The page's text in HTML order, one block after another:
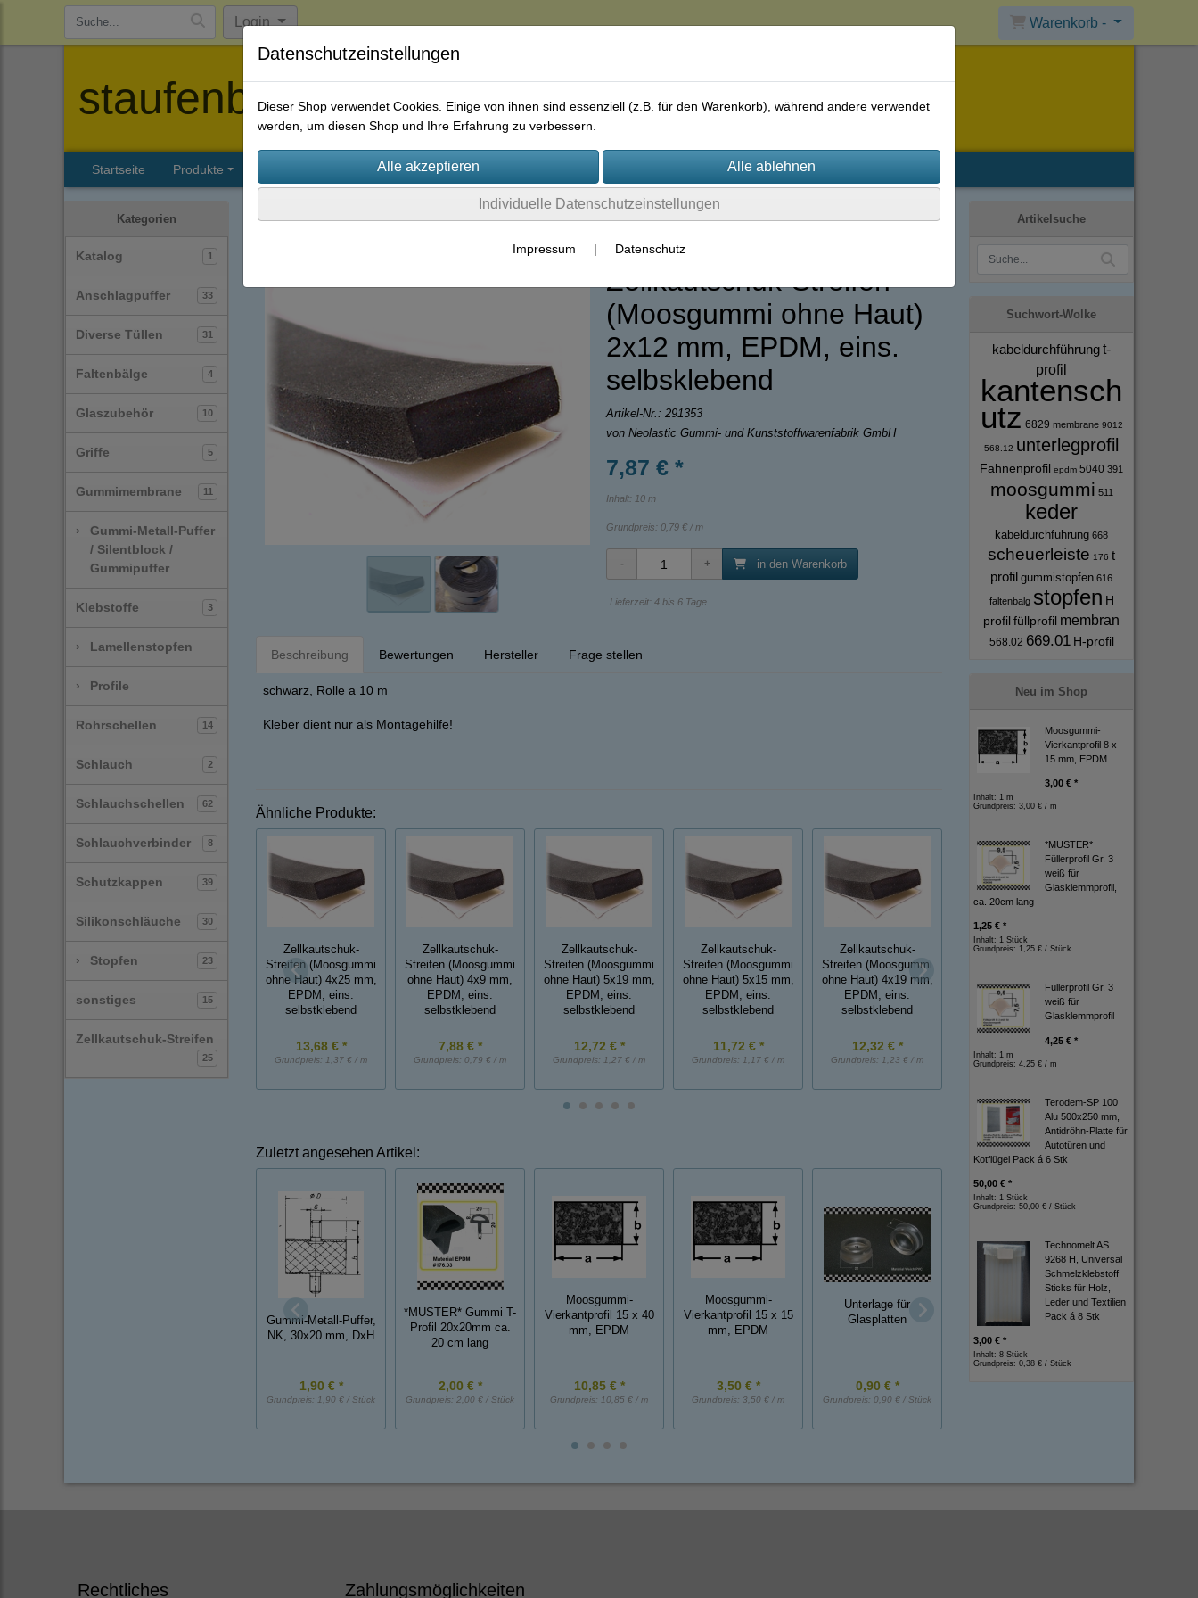
Login Warenkorb -
staufenbiel-berlin
Startseite Produkte Firmenhistorie AGB
Kategorien
Katalog 1
Anschlagpuffer 33
Diverse Tüllen 31
Faltenbälge 4
Glaszubehör 10
Griffe 5
Gummimembrane 11
›
Gummi-Metall-Puffer
/ Silentblock /
Gummipuffer
Klebstoffe 3
› Lamellenstopfen
› Profile
Rohrschellen 14
Schlauch 2
Schlauchschellen 62
Schlauchverbinder 8
Schutzkappen 39
Silikonschläuche 30
› Stopfen 23
sonstiges 15
Zellkautschuk-Streifen
25
Zellkautschuk-Streifen
(Moosgummi ohne Haut)
2x12 mm, EPDM, eins.
selbsklebend
Artikel-Nr.: 291353
von Neolastic Gummi- und Kunststoffwarenfabrik GmbH
7,87 € *
Inhalt: 10 m
Grundpreis: 0,79 € / m
in den Warenkorb
Lieferzeit: 4 bis 6 Tage
Beschreibung Bewertungen Hersteller Frage stellen
schwarz, Rolle a 10 m
Kleber dient nur als Montagehilfe!
Ähnliche Produkte:
Zellkautschuk-
Streifen (Moosgummi
ohne Haut) 4x25 mm,
EPDM, eins.
selbstklebend
13,68 € *
Grundpreis: 1,37 € / m
Zellkautschuk-
Streifen (Moosgummi
ohne Haut) 4x9 mm,
EPDM, eins.
selbstklebend
7,88 € *
Grundpreis: 0,79 € / m
Zellkautschuk-
Streifen (Moosgummi
ohne Haut) 5x19 mm,
EPDM, eins.
selbstklebend
12,72 € *
Grundpreis: 1,27 € / m
Zellkautschuk-
Streifen (Moosgummi
ohne Haut) 5x15 mm,
EPDM, eins.
selbstklebend
11,72 € *
Grundpreis: 1,17 € / m
Zellkautschuk-
Streifen (Moosgummi
ohne Haut) 4x19 mm,
EPDM, eins.
selbstklebend
12,32 € *
Grundpreis: 1,23 € / m
Zellkautschuk-
EPDM, eins.
selbstklebend
Grundpreis: 1,06 € / m
Zuletzt angesehen Artikel:
Gummi-Metall-Puffer,
NK, 30x20 mm, DxH
1,90 € *
Grundpreis: 1,90 € / Stück
*MUSTER* Gummi T-
Profil 20x20mm ca.
20 cm lang
2,00 € *
Grundpreis: 2,00 € / Stück
Moosgummi-
Vierkantprofil 15 x 40
mm, EPDM
10,85 € *
Grundpreis: 10,85 € / m
Moosgummi-
Vierkantprofil 15 x 15
mm, EPDM
3,50 € *
Grundpreis: 3,50 € / m
Unterlage für
Glasplatten
0,90 € *
Grundpreis: 0,90 € / Stück
Gummi-Metall-Puffer,
NK, 50x45 mm, DxH
Moosgummi-
Artikelsuche
Suchwort-Wolke
kabeldurchführungt-
profil
kantensch
utz 6829 membrane 9012
568.12 unterlegprofil
Fahnenprofil epdm 5040 391
moosgummi 511
keder
kabeldurchfuhrung 668
scheuerleiste 176 t
profil gummistopfen 616
faltenbalg stopfen H
profil füllprofil membran
568.02 669.01 H-profil
Neu im Shop
Moosgummi-
Vierkantprofil 8 x
15 mm, EPDM
3,00 € *
Inhalt: 1 m
Grundpreis: 3,00 € / m
*MUSTER*
Füllerprofil Gr. 3
weiß für
Glasklemmprofil,
ca. 20cm lang
1,25 € *
Inhalt: 1 Stück
Grundpreis: 1,25 € / Stück
Füllerprofil Gr. 3
weiß für
Glasklemmprofil
4,25 € *
Inhalt: 1 m
Grundpreis: 4,25 € / m
Terodem-SP 100
Alu 500x250 mm,
Antidröhn-Platte für
Autotüren und
Kotflügel Pack á 6 Stk
50,00 € *
Inhalt: 1 Stück
Grundpreis: 50,00 € / Stück
Technomelt AS
9268 H, Universal
Schmelzklebstoff
Sticks für Holz,
Leder und Textilien
Pack á 8 Stk
3,00 € *
Inhalt: 8 Stück
Grundpreis: 0,38 € / Stück
Rechtliches Zahlungsmöglichkeiten
Datenschutzeinstellungen
Dieser Shop verwendet Cookies. Einige von ihnen sind essenziell (z.B. für den Warenkorb), während andere verwendet
werden, um diesen Shop und Ihre Erfahrung zu verbessern.
Individuelle Datenschutzeinstellungen
Impressum | Datenschutz